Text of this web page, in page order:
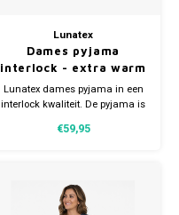
Lunatex
Dames pyjama
interlock - extra warm
Lunatex dames pyjama in een
interlock kwaliteit. De pyjama is
Gemaakt van 75% katoen en
€59,95